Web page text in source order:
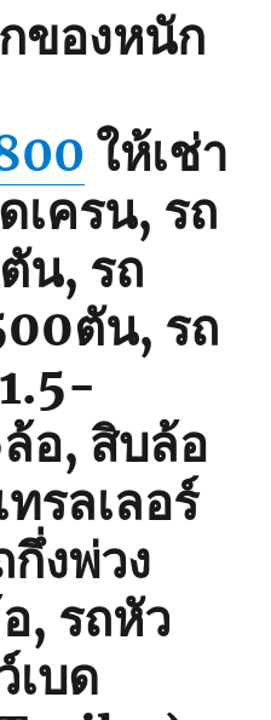
ของหนัก
ให้เช่า
เครน, รถ
น, รถ
ตัน, รถ
อ, สิบล้อ
รลเลอร์
กึ่งพ่วง
, รถหัว
เบด